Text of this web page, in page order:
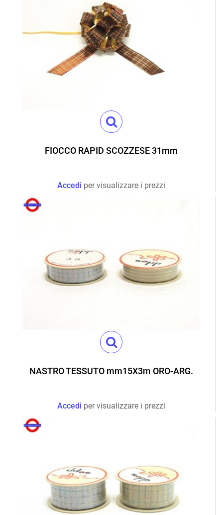
FIOCCO RAPID SCOZZESE 31mm
Accedi per visualizzare i prezzi
NASTRO TESSUTO mm15X3m ORO-ARG.
Accedi per visualizzare i prezzi